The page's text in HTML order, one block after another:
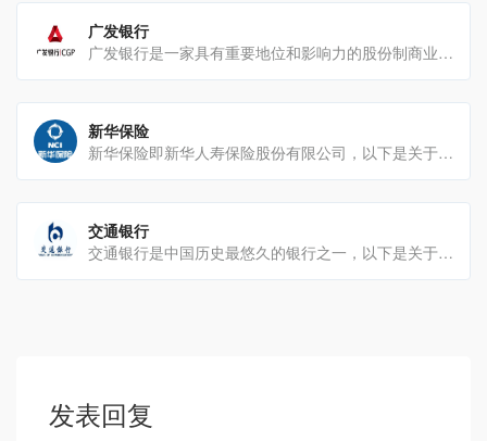
广发银行
广发银行是一家具有重要地位和影响力的股份制商业银行业务范围公司金融业务：为企业客户提供全面的金融服务，包括[…]
新华保险
新华保险即新华人寿保险股份有限公司，以下是关于它的详细介绍：发展历程1996年：1月22日，中国人[…]
交通银行
交通银行是中国历史最悠久的银行之一，以下是关于交通银行的详细介绍：发展历程始建：1908年（光绪三十四年[…]
发表回复